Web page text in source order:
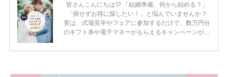
皆さんこんにちは♡ 「結婚準備、何から始める？」
「損せずお得に探したい！」と悩んでいませんか？
実は、式場見学やフェアに参加するだけで、数万円分
のギフト券や電子マネーがもらえるキャンペーンがあ
ため、比較せずに選ぶと損をしてしまうことも……。